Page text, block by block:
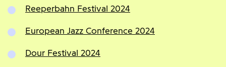
Reeperbahn Festival 2024
European Jazz Conference 2024
Dour Festival 2024